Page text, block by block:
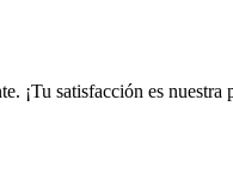
¡Tu satisfacción es nuestra